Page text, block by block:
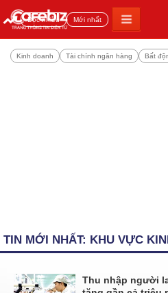
Đọc nhiều Mới nhất
Kinh doanh Tài chính ngân hàng Bất
TIN MỚI NHẤT: KHU VỰC
Thu nhập người